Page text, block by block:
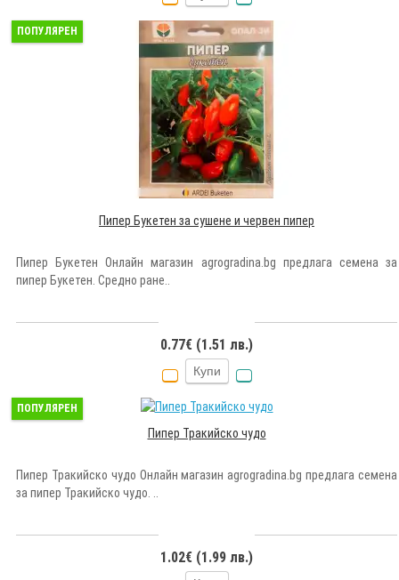
ПОПУЛЯРЕН
Пипер Букетен за сушене и червен пипер
Пипер Букетен Онлайн магазин agrogradina.bg предлага семена за
пипер Букетен. Средно ране..
0.77€ (1.51 лв.)
Купи
ПОПУЛЯРЕН
Пипер Тракийско чудо
Пипер Тракийско чудо Онлайн магазин agrogradina.bg предлага семена
за пипер Тракийско чудо. ..
1.02€ (1.99 лв.)